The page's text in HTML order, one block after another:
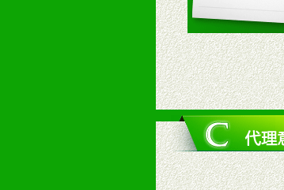
6、售后服务支持：营
7、退换货支持：诚信
十、代理条件
1、拥有婴幼儿产品经
2、认同公司产品及经
3、严格按照统一最低
4、具有一定的资金实
5、为维护区域经销商